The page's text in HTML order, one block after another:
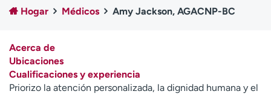
Atención a medios de
comunicación
Contáctenos Noticias e historias
Hogar Médicos Amy Jackson, AGACNP-BC
Acerca de
Ubicaciones
Cualificaciones y experiencia
Priorizo la atención personalizada, la dignidad humana y el